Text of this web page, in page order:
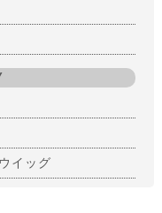
イッグ